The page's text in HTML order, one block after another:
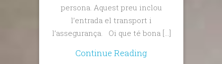
persona. Aquest preu inclou
l’entrada el transport i
l’assegurança. Oi que té bona […]
Continue Reading